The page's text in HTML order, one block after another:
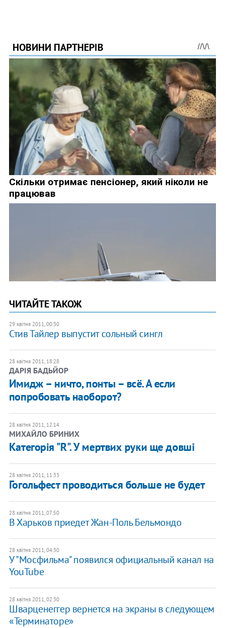
ЧИТАЙТЕ ТАКОЖ
29 квітня 2011, 00:30
Стив Тайлер выпустит сольный сингл
28 квітня 2011, 18:28
ДАРІЯ БАДЬЙОР
Имидж – ничто, понты – всё. А если
попробовать наоборот?
28 квітня 2011, 12:14
МИХАЙЛО БРИНИХ
Категорія "R". У мертвих руки ще довші
28 квітня 2011, 11:33
Гогольфест проводиться больше не будет
28 квітня 2011, 07:50
В Харьков приедет Жан-Поль Бельмондо
28 квітня 2011, 04:30
У "Мосфильма" появился официальный канал на
YouTube
28 квітня 2011, 02:30
Шварценеггер вернется на экраны в следующем
«Терминаторе»